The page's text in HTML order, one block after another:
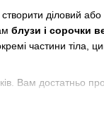
діловий
блузи і сорочки
частини тіла,
Вам достатньо